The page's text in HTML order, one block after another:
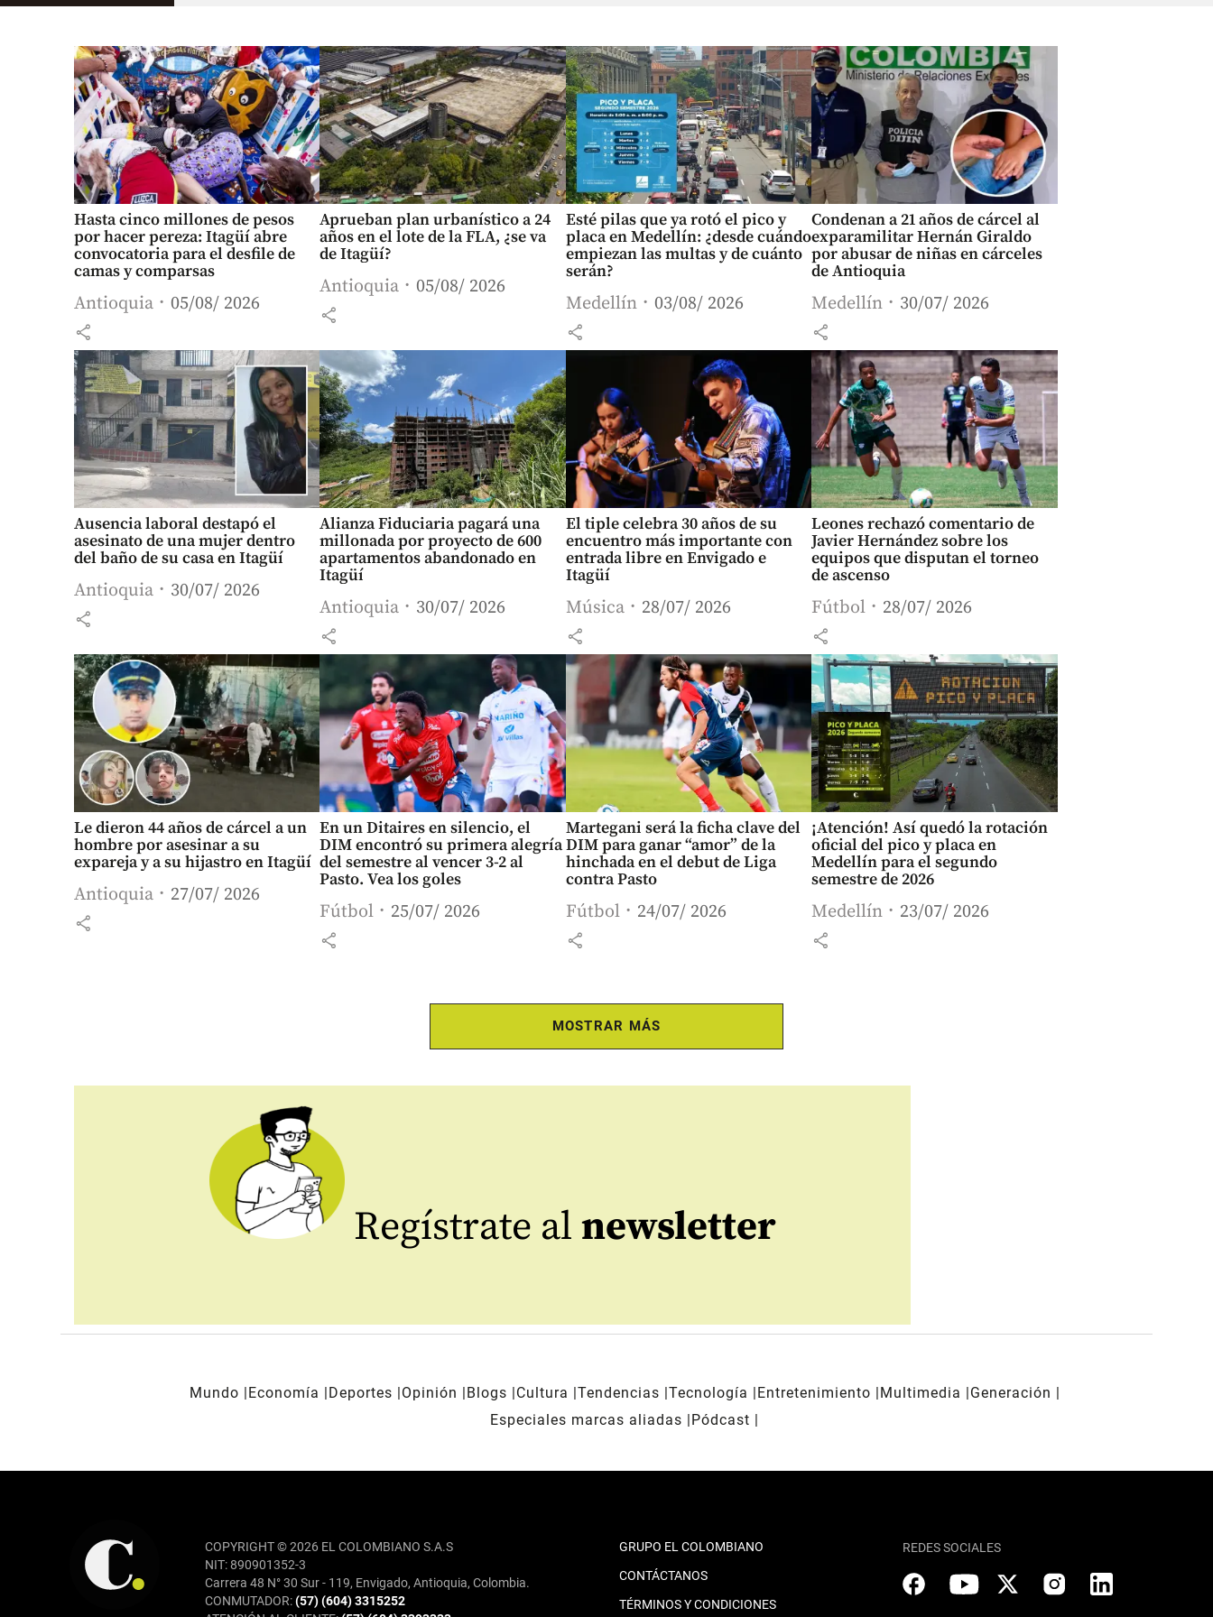
Hasta cinco millones de pesos
por hacer pereza: Itagüí abre
convocatoria para el desfile de
camas y comparsas
Antioquia 05/08/ 2026
share
Aprueban plan urbanístico a 24
años en el lote de la FLA, ¿se va
de Itagüí?
Antioquia 05/08/ 2026
share
Esté pilas que ya rotó el pico y
placa en Medellín: ¿desde cuándo
empiezan las multas y de cuánto
serán?
Medellín 03/08/ 2026
share
Condenan a 21 años de cárcel al
exparamilitar Hernán Giraldo
por abusar de niñas en cárceles
de Antioquia
Medellín 30/07/ 2026
share
Ausencia laboral destapó el
asesinato de una mujer dentro
del baño de su casa en Itagüí
Antioquia 30/07/ 2026
share
Alianza Fiduciaria pagará una
millonada por proyecto de 600
apartamentos abandonado en
Itagüí
Antioquia 30/07/ 2026
share
El tiple celebra 30 años de su
encuentro más importante con
entrada libre en Envigado e
Itagüí
Música 28/07/ 2026
share
Leones rechazó comentario de
Javier Hernández sobre los
equipos que disputan el torneo
de ascenso
Fútbol 28/07/ 2026
share
Le dieron 44 años de cárcel a un
hombre por asesinar a su
expareja y a su hijastro en Itagüí
Antioquia 27/07/ 2026
share
En un Ditaires en silencio, el
DIM encontró su primera alegría
del semestre al vencer 3-2 al
Pasto. Vea los goles
Fútbol 25/07/ 2026
share
Martegani será la ficha clave del
DIM para ganar “amor” de la
hinchada en el debut de Liga
contra Pasto
Fútbol 24/07/ 2026
share
¡Atención! Así quedó la rotación
oficial del pico y placa en
Medellín para el segundo
semestre de 2026
Medellín 23/07/ 2026
share
MOSTRAR MÁS
Regístrate al newsletter
Mundo Economía Deportes Opinión Blogs Cultura Tendencias Tecnología Entretenimiento Multimedia
Generación
Especiales marcas aliadas
Pódcast
COPYRIGHT © 2026 EL COLOMBIANO S.A.S
NIT: 890901352-3
Carrera 48 N° 30 Sur - 119, Envigado, Antioquia, Colombia.
CONMUTADOR:(57) (604) 3315252
GRUPO EL COLOMBIANO
CONTÁCTANOS
TÉRMINOS Y CONDICIONES
REDES SOCIALES